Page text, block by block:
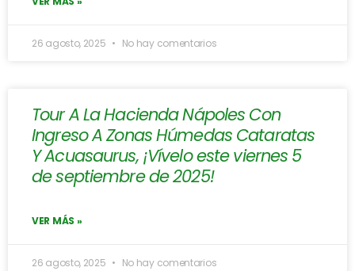
26 agosto, 2025 No hay comentarios
Tour A La Hacienda Nápoles Con
Ingreso A Zonas Húmedas Cataratas
Y Acuasaurus, ¡Vívelo este viernes 5
de septiembre de 2025!
VER MÁS »
26 agosto, 2025 No hay comentarios